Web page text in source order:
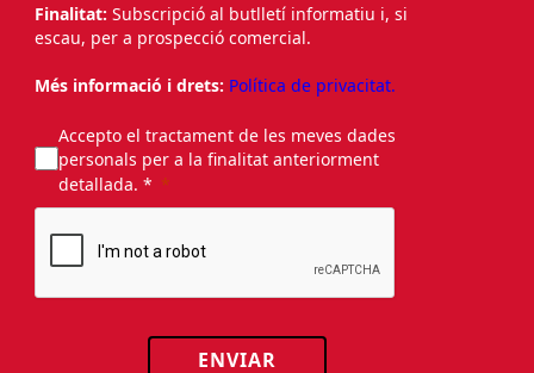
Finalitat: Subscripció al butlletí informatiu i, si
escau, per a prospecció comercial.
Més informació i drets: Política de privacitat.
Accepto el tractament de les meves dades
personals per a la finalitat anteriorment
detallada. *
ENVIAR